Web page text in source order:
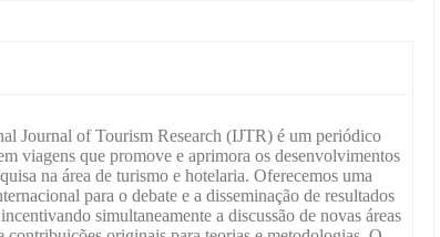
Journal of Tourism Research (IJTR) é um periódico
viagens que promove e aprimora os desenvolvimentos
na área de turismo e hotelaria. Oferecemos uma
para o debate e a disseminação de resultados
simultaneamente a discussão de novas áreas